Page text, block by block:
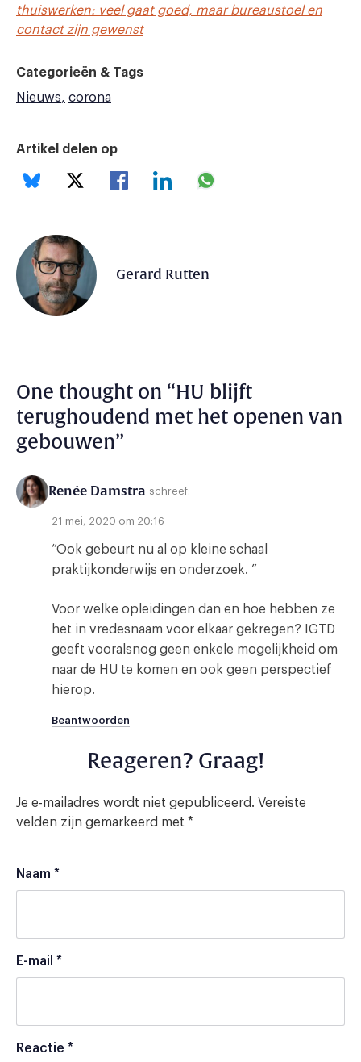
thuiswerken: veel gaat goed, maar bureaustoel en
contact zijn gewenst
Categorieën & Tags
Nieuws
corona
Artikel delen op
Gerard Rutten
One thought on “HU blijft
terughoudend met het openen van
gebouwen”
Renée Damstra schreef:
21 mei, 2020 om 20:16
“Ook gebeurt nu al op kleine schaal
praktijkonderwijs en onderzoek. ”
Voor welke opleidingen dan en hoe hebben ze
het in vredesnaam voor elkaar gekregen? IGTD
geeft vooralsnog geen enkele mogelijkheid om
naar de HU te komen en ook geen perspectief
hierop.
Beantwoorden
Reageren? Graag!
Je e-mailadres wordt niet gepubliceerd. Vereiste
velden zijn gemarkeerd met *
Naam *
E-mail *
Reactie *